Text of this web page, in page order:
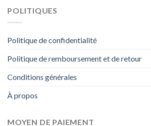
POLITIQUES
Politique de confidentialité
Politique de remboursement et de retour
Conditions générales
À propos
MOYEN DE PAIEMENT